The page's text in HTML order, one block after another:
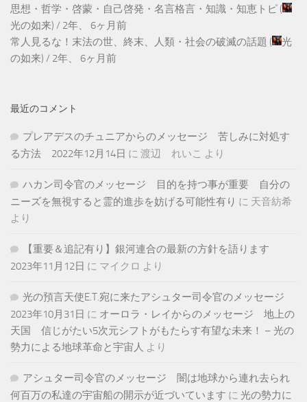
思想・哲学・啓蒙・自己啓発・名言格言・知識・知恵トピ (
光の如来) / 2年、 6ヶ月前
常人見るな！末法の世、終末、人類・社会の破滅の話題 (
光
の如来) / 2年、 6ヶ月前
最近のコメント
プレアデスのチュニアからのメッセージ 苦しみに対処す
る方法 2022年12月14日 に 渡辺 れいこ より
ハカン司令官のメッセージ 目的を持つ事が重要 自分の
ニーズを無視すると霊的進歩を妨げる可能性有り に 天音紡希
より
【重要＆追記有り】銀河連合の最新の方針を語ります
2023年11月12日 に マイクロ より
光の預言天使E.T.宛に来たアシュター司令官のメッセージ
2023年10月31日 に オーロラ・レイからのメッセージ 地上の
天国 信じがたい5次元シフトがもたらす有望な未来！ – 光の
勢力による地球革命と宇宙人 より
アシュター司令官のメッセージ 闇は地球から連れ去られ
何百万の私達の宇宙船の開示が近づいています に 光の勢力に